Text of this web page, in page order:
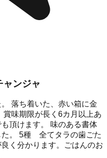
ャンジャ
落ち着いた、赤い箱に金
味期限が長く6カ月以上あ
頂けます。 味のある書体
た。 5種 全てタラの歯ごた
く分かります。ごはんのお